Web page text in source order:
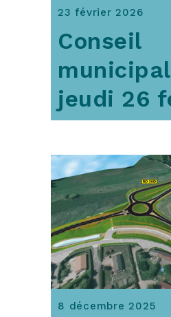
23 février 2026
Conseil
jeudi 26
8 décembre 2025